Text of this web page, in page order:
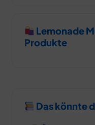
Lemonade
Produkte
Das könnte